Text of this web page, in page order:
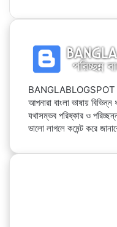
BANGLABLOGSPOT
আপনারা বাংলা ভাষায়
যথাসম্ভব পরিষ্কার ও
ভালো লাগলে কমেন্ট করে